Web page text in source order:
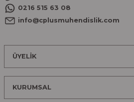
0216 515 63 08
info@cplusmuhendislik.com
ÜYELİK
KURUMSAL